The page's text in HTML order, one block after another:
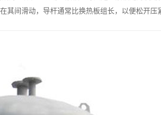
其间滑动，导杆通常比换热板组长，以便松开